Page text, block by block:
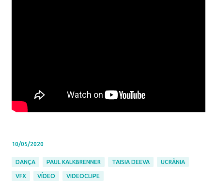
10/05/2020
DANÇA PAUL KALKBRENNER TAISIA DEEVA UCRÂNIA
VFX VÍDEO VIDEOCLIPE